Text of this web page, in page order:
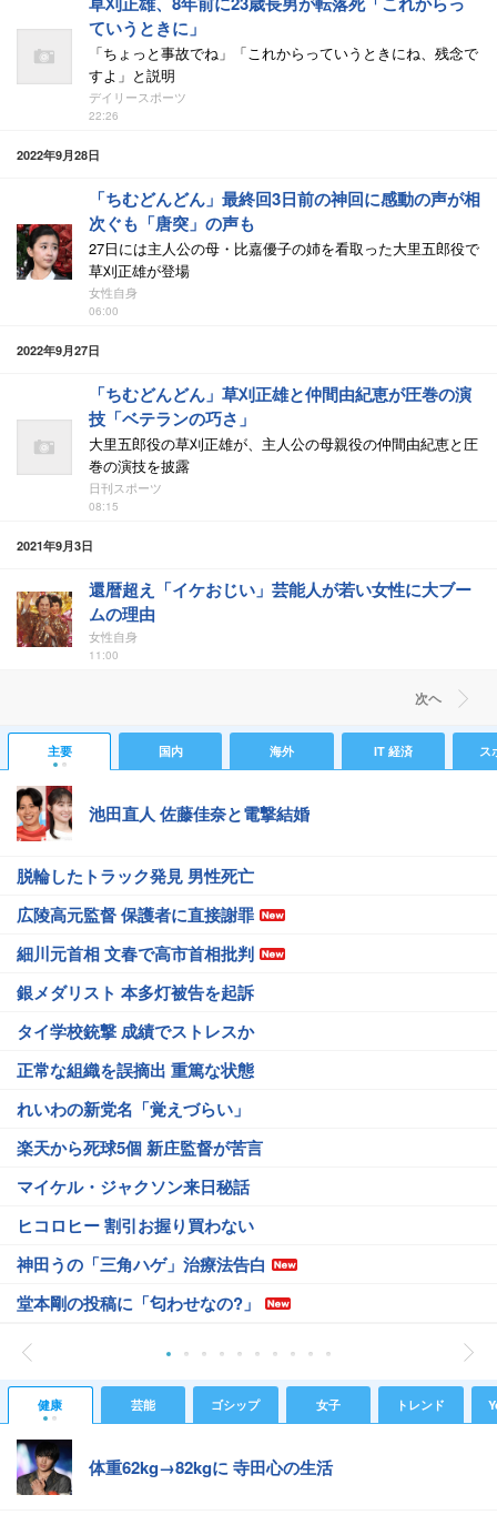
ていうときに」
「ちょっと事故でね」「これからっていうときにね、残念で
すよ」と説明
デイリースポーツ
22:26
2022年9月28日
「ちむどんどん」最終回3日前の神回に感動の声が相
次ぐも「唐突」の声も
27日には主人公の母・比嘉優子の姉を看取った大里五郎役で
草刈正雄が登場
女性自身
06:00
2022年9月27日
「ちむどんどん」草刈正雄と仲間由紀恵が圧巻の演
技「ベテランの巧さ」
大里五郎役の草刈正雄が、主人公の母親役の仲間由紀恵と圧
巻の演技を披露
日刊スポーツ
08:15
2021年9月3日
還暦超え「イケおじい」芸能人が若い女性に大ブー
ムの理由
女性自身
11:00
次ヘ
主要 国内 海外 IT 経済 ス
池田直人 佐藤佳奈と電撃結婚
脱輪したトラック発見 男性死亡
広陵高元監督 保護者に直接謝罪
細川元首相 文春で高市首相批判
銀メダリスト 本多灯被告を起訴
タイ学校銃撃 成績でストレスか
正常な組織を誤摘出 重篤な状態
れいわの新党名「覚えづらい」
楽天から死球5個 新庄監督が苦言
マイケル・ジャクソン来日秘話
ヒコロヒー 割引お握り買わない
神田うの「三角ハゲ」治療法告白
堂本剛の投稿に「匂わせなの?」
健康 芸能 ゴシップ 女子 トレンド
体重62kg→82kgに 寺田心の生活